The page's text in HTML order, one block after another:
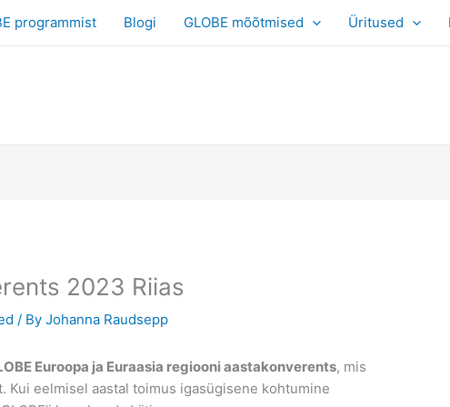
programmist Blogi GLOBE mõõtmised Üritused
2023 Riias
/ ByJohanna Raudsepp
Euroopa ja Euraasia regiooni aastakonverents, mis
eelmisel aastal toimus igasügisene kohtumine